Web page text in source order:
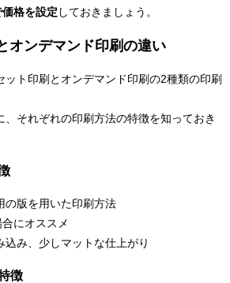
格を設定 しておきましょう。
オンデマンド印刷の違い
ット印刷とオンデマンド印刷の2種類の印刷
、それぞれの印刷方法の特徴を知っておき
の版を用いた印刷方法
にオススメ
込み、少しマットな仕上がり
徴